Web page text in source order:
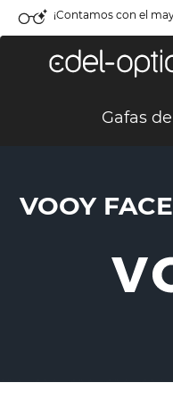
¡Contamos con el
Gafas de
VOOY